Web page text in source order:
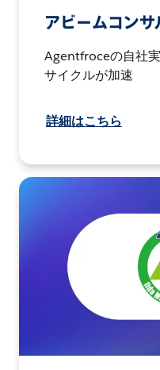
アビームコン
Agentfroceの自社
サイクルが加速
詳細はこちら